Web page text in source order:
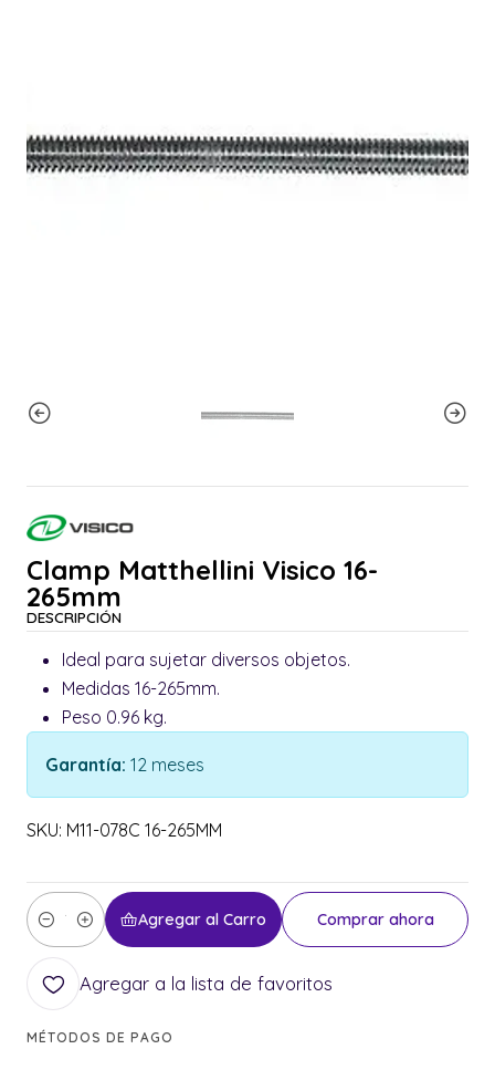
Clamp Matthellini Visico 16-
265mm
DESCRIPCIÓN
Ideal para sujetar diversos objetos.
Medidas 16-265mm.
Peso 0.96 kg.
Garantía: 12 meses
SKU: M11-078C 16-265MM
Cantidad
Agregar al Carro Comprar ahora
Agregar a la lista de favoritos
MÉTODOS DE PAGO